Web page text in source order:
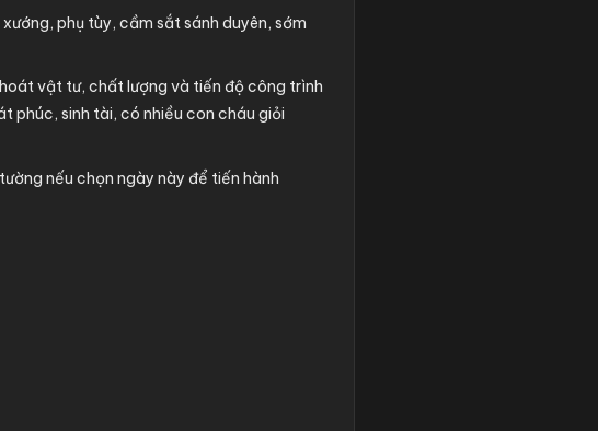
phụ tùy, cầm sắt sánh duyên, sớm
vật tư, chất lượng và tiến độ công trình
phúc, sinh tài, có nhiều con cháu giỏi
nếu chọn ngày này để tiến hành